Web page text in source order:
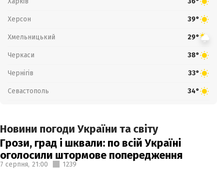
Херсон 39°
Хмельницький 29°
Черкаси 38°
Чернігів 33°
Севастополь 34°
Новини погоди України та світу
Грози, град і шквали: по всій Україні
оголосили штормове попередження
7 серпня, 21:00 1239